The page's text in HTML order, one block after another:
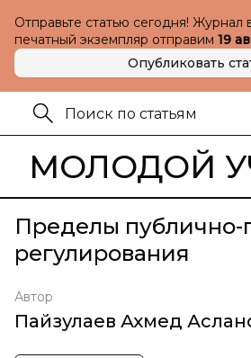
Отправьте статью сегодня! Журнал
печатный экземпляр отправим 19
Опубликовать
МОЛОДОЙ
Пределы публично-
регулирования
Автор
Пайзулаев Ахмед